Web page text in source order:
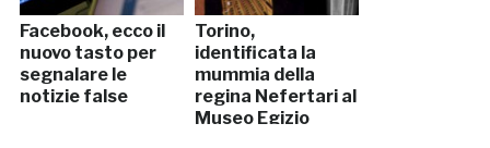
Facebook, ecco il
nuovo tasto per
segnalare le
notizie false
Torino,
identificata la
mummia della
regina Nefertari al
Museo Egizio